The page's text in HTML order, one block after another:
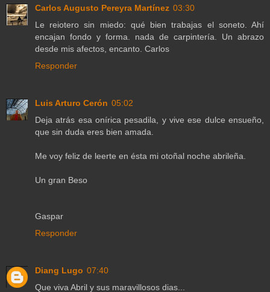
Carlos Augusto Pereyra Martínez 03:30
Le reiotero sin miedo: qué bien trabajas el soneto. Ahí
encajan fondo y forma. nada de carpintería. Un abrazo
desde mis afectos, encanto. Carlos
Responder
Luis Arturo Cerón 05:02
Deja atrás esa onírica pesadila, y vive ese dulce ensueño,
que sin duda eres bien amada.
Me voy feliz de leerte en ésta mi otoñal noche abrileña.
Un gran Beso
Gaspar
Responder
Diang Lugo 07:40
Que viva Abril y sus maravillosos dias...